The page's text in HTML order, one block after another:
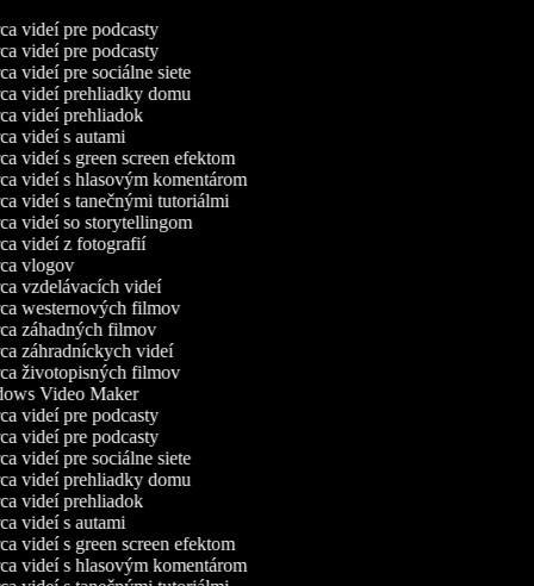
videí pre podcasty
videí pre podcasty
videí pre sociálne siete
videí prehliadky domu
videí prehliadok
videí s autami
videí s green screen efektom
videí s hlasovým komentárom
videí s tanečnými tutoriálmi
videí so storytellingom
videí z fotografií
vlogov
vzdelávacích videí
westernových filmov
záhadných filmov
záhradníckych videí
životopisných filmov
Video Maker
videí pre podcasty
videí pre podcasty
videí pre sociálne siete
videí prehliadky domu
videí prehliadok
videí s autami
videí s green screen efektom
videí s hlasovým komentárom